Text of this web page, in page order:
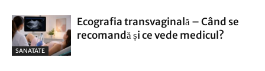
SANATATE
Ecografia transvaginală – Când se
recomandă și ce vede medicul?